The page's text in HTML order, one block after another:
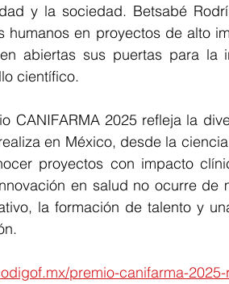
y la sociedad. Betsabé
humanos en proyectos de alto
abiertas sus puertas para la
científico.
CANIFARMA 2025 refleja la
en México, desde la
proyectos con impacto
en salud no ocurre de
la formación de talento y
premio-canifarma-